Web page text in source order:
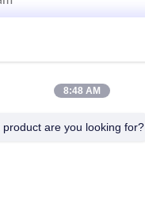
Verzend
8:48 AM
product are you looking for?